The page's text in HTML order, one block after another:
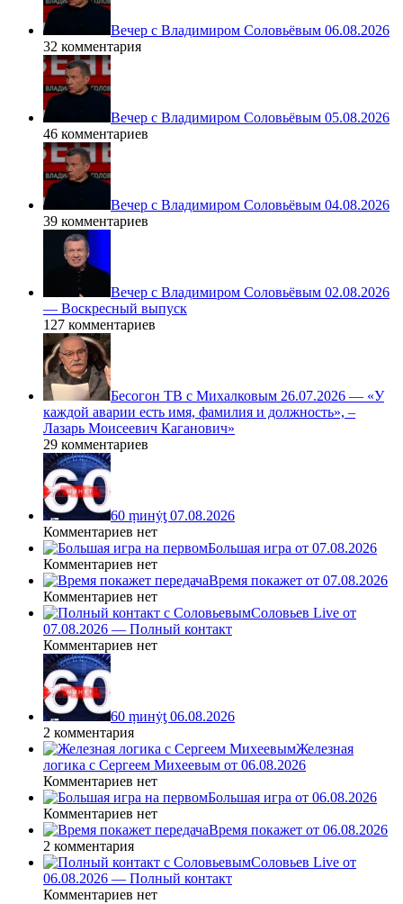
Вечер с Владимиром Соловьёвым 06.08.2026
32 комментария
Вечер с Владимиром Соловьёвым 05.08.2026
46 комментариев
Вечер с Владимиром Соловьёвым 04.08.2026
39 комментариев
Вечер с Владимиром Соловьёвым 02.08.2026
— Воскресный выпуск
127 комментариев
Бесогон ТВ с Михалковым 26.07.2026 — «У
каждой аварии есть имя, фамилия и должность», –
Лазарь Моисеевич Каганович»
29 комментариев
60 ṃинẏƫ 07.08.2026
Комментариев нет
Большая игра от 07.08.2026
Комментариев нет
Время покажет от 07.08.2026
Комментариев нет
Соловьев Live от
07.08.2026 — Полный контакт
Комментариев нет
60 ṃинẏƫ 06.08.2026
2 комментария
Железная
логика с Сергеем Михеевым от 06.08.2026
Комментариев нет
Большая игра от 06.08.2026
Комментариев нет
Время покажет от 06.08.2026
2 комментария
Соловьев Live от
06.08.2026 — Полный контакт
Комментариев нет